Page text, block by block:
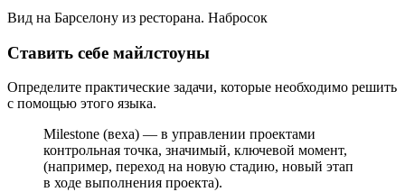
Вид на Барселону из ресторана. Набросок
Ставить себе майлстоуны
Определите практические задачи, которые необходимо решить
с помощью этого языка.
Milestone (веха) — в управлении проектами
контрольная точка, значимый, ключевой момент,
(например, переход на новую стадию, новый этап
в ходе выполнения проекта).